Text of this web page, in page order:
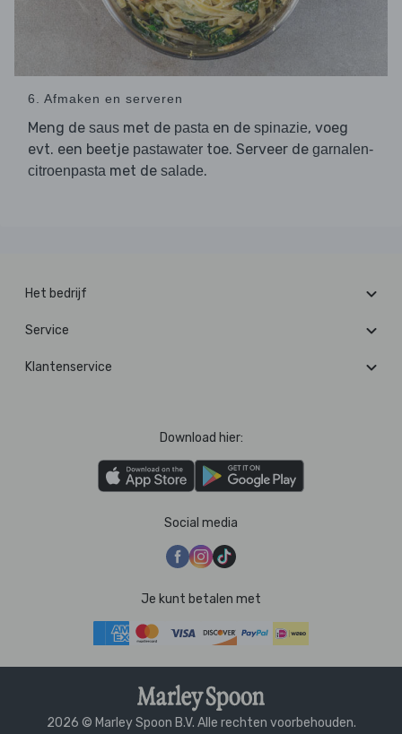
6. Afmaken en serveren
Meng de saus met de pasta en de spinazie, voeg
evt. een beetje pastawater toe. Serveer de garnalen-
citroenpasta met de salade.
Het bedrijf
Service
Klantenservice
Download hier:
Social media
Je kunt betalen met
2026 © Marley Spoon B.V. Alle rechten voorbehouden.